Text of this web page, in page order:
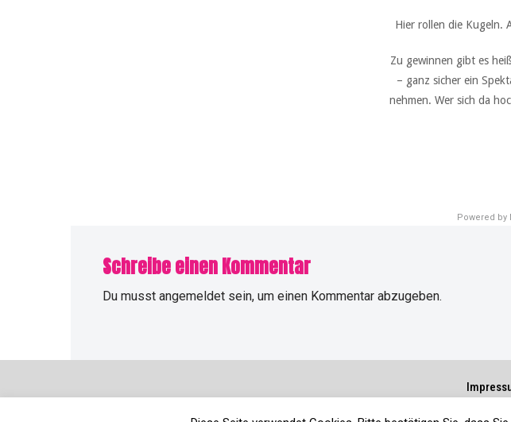
Hier rollen die Kugeln.
Zu gewinnen gibt es
– ganz sicher ein
nehmen. Wer sich da
Powered by
Schreibe einen Kommentar
Du musst angemeldet sein, um einen Kommentar abzugeben.